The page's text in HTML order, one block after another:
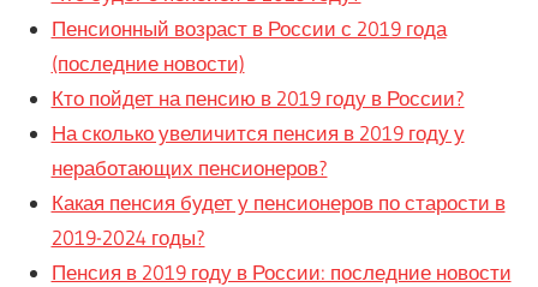
Пенсионный возраст в России с 2019 года
(последние новости)
Кто пойдет на пенсию в 2019 году в России?
На сколько увеличится пенсия в 2019 году у
неработающих пенсионеров?
Какая пенсия будет у пенсионеров по старости в
2019-2024 годы?
Пенсия в 2019 году в России: последние новости